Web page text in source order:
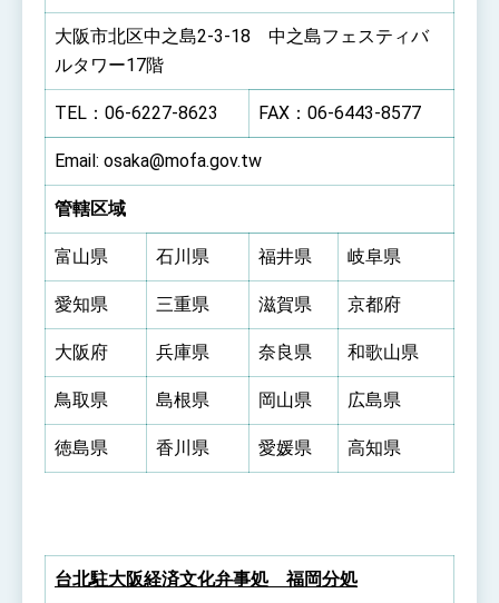
大阪市北区中之島2-3-18 中之島フェスティバ
ルタワー17階
TEL：06-6227-8623 FAX：06-6443-8577
Email: osaka@mofa.gov.tw
管轄区域
富山県 石川県 福井県 岐阜県
愛知県 三重県 滋賀県 京都府
大阪府 兵庫県 奈良県 和歌山県
鳥取県 島根県 岡山県 広島県
徳島県 香川県 愛媛県 高知県
台北駐大阪経済文化弁事処 福岡分処